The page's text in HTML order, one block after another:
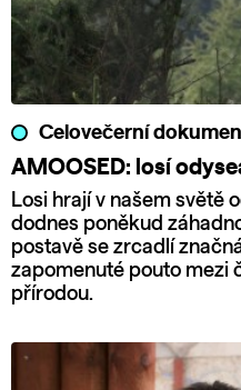
Celovečerní
AMOOSED: losí
Losi hrají v našem světě
dodnes poněkud
postavě se zrcadlí
zapomenuté pouto mezi
přírodou.